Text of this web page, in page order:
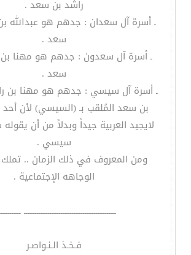
راشد بن سعد .
ـ أسرة آل سعدان : جدهم هو عبدالله
سعد .
ـ أسرة آل سعدون : جدهم هو مهنا
سعد .
ـ أسرة آل سيسي : جدهم هو مهنا بن
بن سعد المُلقب بـ (السيسي) لأن أحد
لايجيد العربية جيداً وبدلاً من أن
سيسي .
ومن المعروف في ذلك الزمان .. تملك
الوجاهه الإجتماعية .
ــــــــــــــــــــــــــــــــــــــــــــــــــ
فـخـذ الـنـواصـر